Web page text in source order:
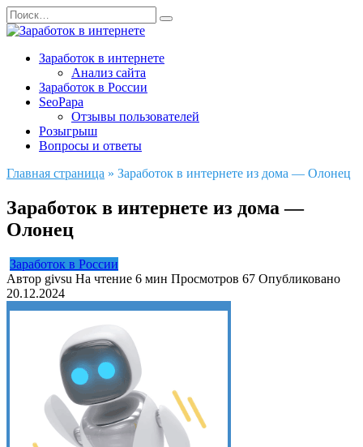
Перейти
к
содержанию
Search
for:
Заработок в интернете
Анализ сайта
Заработок в России
SeoPapa
Отзывы пользователей
Розыгрыш
Вопросы и ответы
Главная страница » Заработок в интернете из дома — Олонец
Заработок в интернете из дома —
Олонец
Заработок в России
Автор givsu На чтение 6 мин Просмотров 67 Опубликовано
20.12.2024